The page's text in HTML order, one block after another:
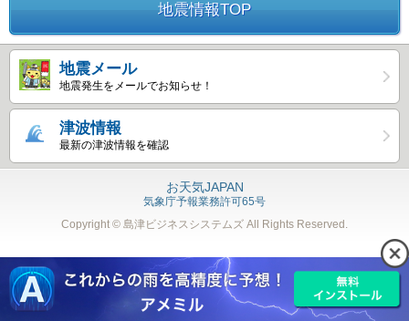
地震情報TOP
地震メール
地震発生をメールでお知らせ！
津波情報
最新の津波情報を確認
お天気JAPAN
気象庁予報業務許可65号
Copyright © 島津ビジネスシステムズ All Rights Reserved.